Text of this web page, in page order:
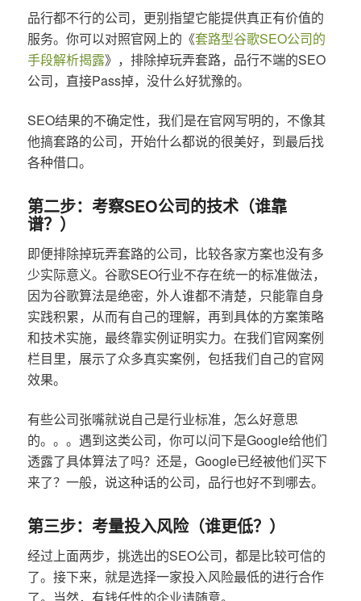
品行都不行的公司，更别指望它能提供真正有价值的
服务。你可以对照官网上的《套路型谷歌SEO公司的
手段解析揭露》，排除掉玩弄套路，品行不端的SEO
公司，直接Pass掉，没什么好犹豫的。
SEO结果的不确定性，我们是在官网写明的，不像其
他搞套路的公司，开始什么都说的很美好，到最后找
各种借口。
第二步：考察SEO公司的技术（谁靠
谱？）
即便排除掉玩弄套路的公司，比较各家方案也没有多
少实际意义。谷歌SEO行业不存在统一的标准做法，
因为谷歌算法是绝密，外人谁都不清楚，只能靠自身
实践积累，从而有自己的理解，再到具体的方案策略
和技术实施，最终靠实例证明实力。在我们官网案例
栏目里，展示了众多真实案例，包括我们自己的官网
效果。
有些公司张嘴就说自己是行业标准，怎么好意思
的。。。遇到这类公司，你可以问下是Google给他们
透露了具体算法了吗？还是，Google已经被他们买下
来了？一般，说这种话的公司，品行也好不到哪去。
第三步：考量投入风险（谁更低？）
经过上面两步，挑选出的SEO公司，都是比较可信的
了。接下来，就是选择一家投入风险最低的进行合作